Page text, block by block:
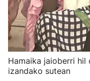
Hamaika jaioberri hil
izandako sutean